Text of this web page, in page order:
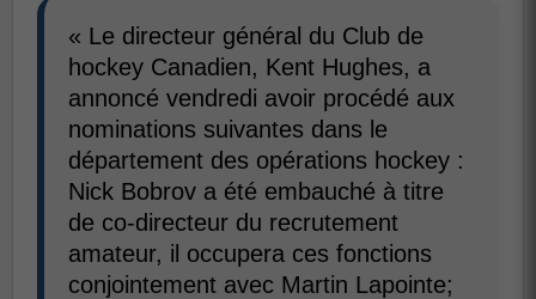
« Le directeur général du Club de
hockey Canadien, Kent Hughes, a
annoncé vendredi avoir procédé aux
nominations suivantes dans le
département des opérations hockey :
Nick Bobrov a été embauché à titre
de co-directeur du recrutement
amateur, il occupera ces fonctions
conjointement avec Martin Lapointe;